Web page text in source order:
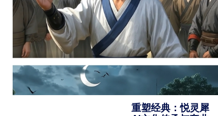
美！
重塑经典：悦灵犀